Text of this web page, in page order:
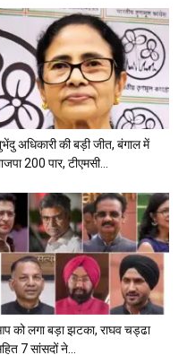
अधिकारी की बड़ी जीत, बंगाल में
200 पार, टीएमसी...
को लगा बड़ा झटका, राघव चड्ढा
7 सांसदों ने...